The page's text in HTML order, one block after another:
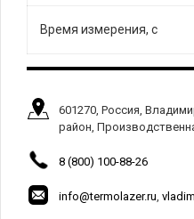
Время измерения, с
601270, Россия,
район,
8 (800) 100-88-26
info@termolazer.ru,